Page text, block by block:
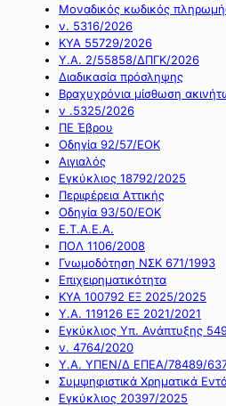
Μοναδικός κωδικός
ν. 5316/2026
ΚΥΑ 55729/2026
Υ.Α. 2/55858/ΔΠΓΚ/2026
Διαδικασία πρόσληψης
Βραχυχρόνια μίσθωση
ν .5325/2026
ΠΕ Έβρου
Οδηγία 92/57/ΕΟΚ
Αιγιαλός
Εγκύκλιος 18792/2025
Περιφέρεια Αττικής
Οδηγία 93/50/ΕΟΚ
Ε.Τ.Α.Ε.Α.
ΠΟΛ 1106/2008
Γνωμοδότηση ΝΣΚ 671/1993
Επιχειρηματικότητα
ΚΥΑ 100792 ΕΞ 2025/2025
Υ.Α. 119126 ΕΞ 2021/2021
Εγκύκλιος Υπ. Ανάπτυξης
ν. 4764/2020
Υ.Α. ΥΠΕΝ/Δ ΕΠΕΑ/78489/
Συμψηφιστικά Χρηματικά
Εγκύκλιος 20397/2025